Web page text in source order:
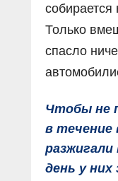
Только
спасло
Чтобы не
в течение
день у них